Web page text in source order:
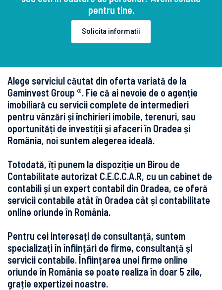
pentru tine.
Solicita informatii
Alege serviciul căutat din oferta variată de la
Gaminvest Group ®. Fie că ai nevoie de o agenție
imobiliară cu servicii complete de intermedieri
pentru vânzări și închirieri imobile, terenuri, sau
oportunități de investiții și afaceri în Oradea și
România, noi suntem alegerea ideală.
Totodată, îți punem la dispoziție un Birou de
Contabilitate autorizat C.E.C.C.A.R, cu un cabinet de
contabili și un expert contabil din Oradea, ce oferă
servicii contabile atât în Oradea cât și contabilitate
online oriunde în România.
Pentru cei interesați de consultanță, suntem
specializați în înființări de firme, consultanță și
servicii contabile. Înființarea unei firme online
oriunde în România se poate realiza în doar 5 zile,
grație expertizei noastre.